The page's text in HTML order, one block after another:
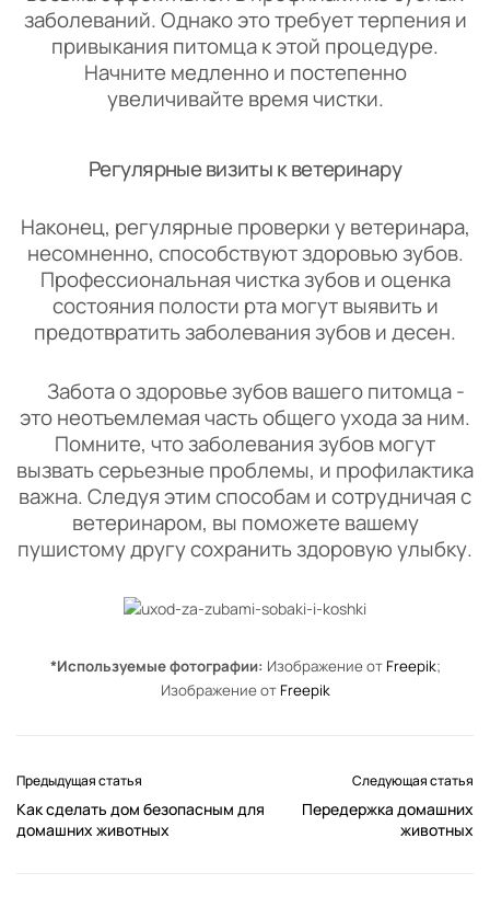
заболеваний. Однако это требует терпения и
привыкания питомца к этой процедуре.
Начните медленно и постепенно
увеличивайте время чистки.
Регулярные визиты к ветеринару
Наконец, регулярные проверки у ветеринара,
несомненно, способствуют здоровью зубов.
Профессиональная чистка зубов и оценка
состояния полости рта могут выявить и
предотвратить заболевания зубов и десен.
Забота о здоровье зубов вашего питомца -
это неотъемлемая часть общего ухода за ним.
Помните, что заболевания зубов могут
вызвать серьезные проблемы, и профилактика
важна. Следуя этим способам и сотрудничая с
ветеринаром, вы поможете вашему
пушистому другу сохранить здоровую улыбку.
*Используемые фотографии: Изображение от Freepik;
Изображение от Freepik
Предыдущая статья
Как сделать дом безопасным для
домашних животных
Следующая статья
Передержка домашних
животных